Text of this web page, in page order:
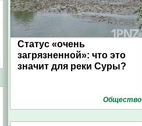
Статус «очень
загрязненной»: что это
значит для реки Суры?
Общество